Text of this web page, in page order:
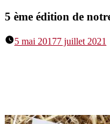
5 ème édition de
5 mai 20177 juillet 2021